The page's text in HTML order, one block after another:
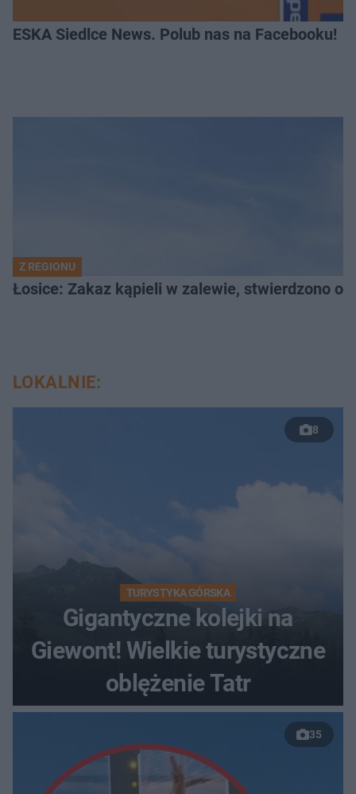
ESKA Siedlce News. Polub nas na Facebooku!
Z REGIONU
Łosice: Zakaz kąpieli w zalewie, stwierdzono
LOKALNIE:
8
TURYSTYKA GÓRSKA
Gigantyczne kolejki na
Giewont! Wielkie turystyczne
oblężenie Tatr
35